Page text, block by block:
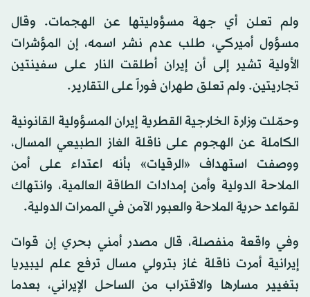
ولم تعلن أي جهة مسؤوليتها عن الهجمات. وقال
مسؤول أميركي، طلب عدم نشر اسمه، إن المؤشرات
الأولية تشير إلى أن إيران أطلقت النار على سفينتين
تجاريتين. ولم تعلق طهران فوراً على التقارير.
وحمّلت وزارة الخارجية القطرية إيران المسؤولية القانونية
الكاملة عن الهجوم على ناقلة الغاز الطبيعي المسال،
ووصفت استهداف «الرقيات» بأنه اعتداء على أمن
الملاحة الدولية وأمن إمدادات الطاقة العالمية، وانتهاك
لقواعد حرية الملاحة والعبور الآمن في الممرات الدولية.
وفي واقعة منفصلة، قال مصدر أمني بحري إن قوات
إيرانية أمرت ناقلة غاز بترولي مسال ترفع علم ليبيريا
بتغيير مسارها والاقتراب من الساحل الإيراني، بعدما